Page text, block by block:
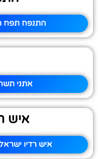
התנפח תפח
אתני
איש
איש רדיו